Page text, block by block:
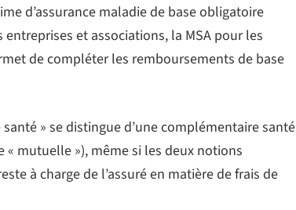
d’assurance maladie de base obligatoire
et associations, la MSA pour les
de compléter les remboursements de base
» se distingue d’une complémentaire santé
mutuelle »), même si les deux notions
à charge de l’assuré en matière de frais de